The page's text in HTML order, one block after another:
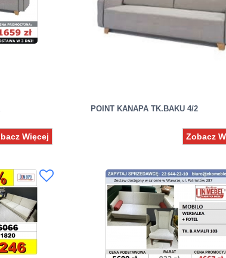
599-370 Mebel dostępny od ręki z ekspozycji
Więcej
POINT KANAPA TK.BAKU 4/2
Zobacz
Mebel dostępny od ręki z